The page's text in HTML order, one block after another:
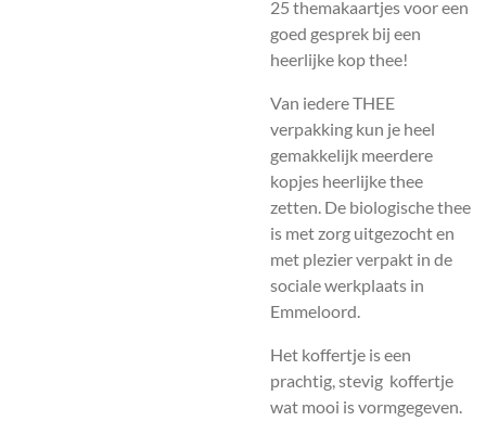
25 themakaartjes voor een
goed gesprek bij een
heerlijke kop thee!
Van iedere THEE
verpakking kun je heel
gemakkelijk meerdere
kopjes heerlijke thee
zetten. De biologische thee
is met zorg uitgezocht en
met plezier verpakt in de
sociale werkplaats in
Emmeloord.
Het koffertje is een
prachtig, stevig koffertje
wat mooi is vormgegeven.